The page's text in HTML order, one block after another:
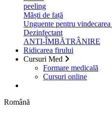
peeling
Măști de față
Unguente pentru
Dezinfectant
ANTI-ÎMBĂTRÂNIRE
Ridicarea firului
Cursuri Med
Formare medicală
Cursuri online
Română